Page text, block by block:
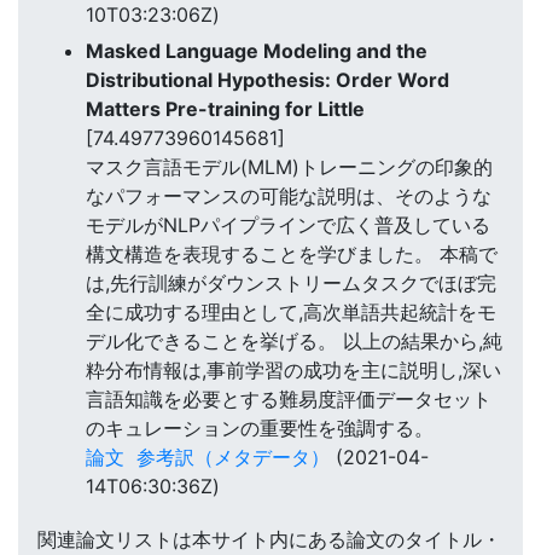
10T03:23:06Z)
Masked Language Modeling and the
Distributional Hypothesis: Order Word
Matters Pre-training for Little
[74.49773960145681]
マスク言語モデル(MLM)トレーニングの印象的
なパフォーマンスの可能な説明は、そのような
モデルがNLPパイプラインで広く普及している
構文構造を表現することを学びました。 本稿で
は,先行訓練がダウンストリームタスクでほぼ完
全に成功する理由として,高次単語共起統計をモ
デル化できることを挙げる。 以上の結果から,純
粋分布情報は,事前学習の成功を主に説明し,深い
言語知識を必要とする難易度評価データセット
のキュレーションの重要性を強調する。
論文 参考訳（メタデータ）
(2021-04-
14T06:30:36Z)
関連論文リストは本サイト内にある論文のタイトル・